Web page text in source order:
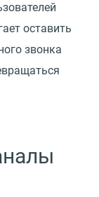
оставить
звонка